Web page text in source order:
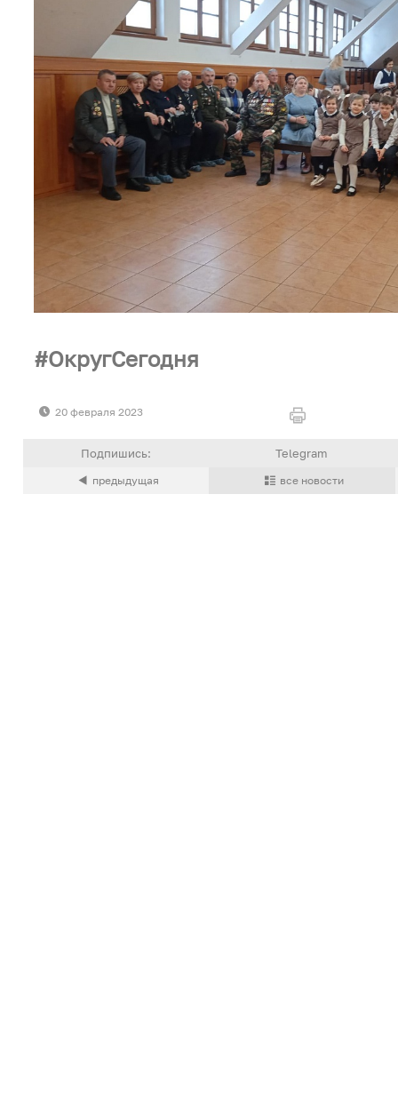
ОкругСегодня
20 февраля 2023